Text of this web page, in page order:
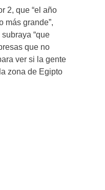
2, que “el año
más grande”,
“que
que no
ver si la gente
zona de Egipto